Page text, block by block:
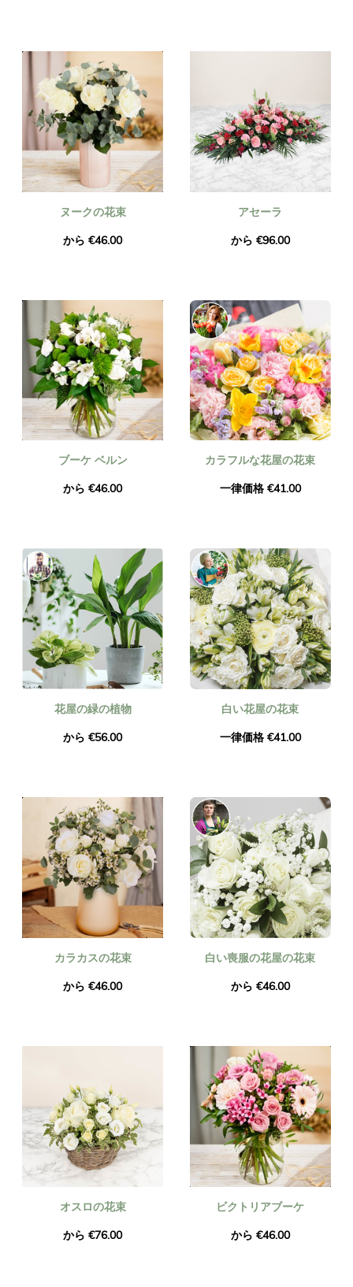
ヌークの花束
から €46.00
アセーラ
から €96.00
ブーケ ベルン
から €46.00
カラフルな花屋の花束
一律価格 €41.00
花屋の緑の植物
から €56.00
白い花屋の花束
一律価格 €41.00
カラカスの花束
から €46.00
白い喪服の花屋の花束
から €46.00
オスロの花束
から €76.00
ビクトリアブーケ
から €46.00